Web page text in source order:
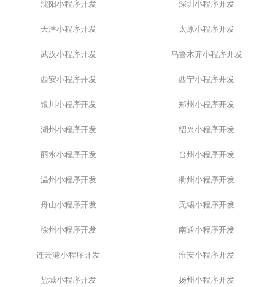
沈阳小程序开发 深圳小程序开发
天津小程序开发 太原小程序开发
武汉小程序开发 乌鲁木齐小程序开发
西安小程序开发 西宁小程序开发
银川小程序开发 郑州小程序开发
湖州小程序开发 绍兴小程序开发
丽水小程序开发 台州小程序开发
温州小程序开发 衢州小程序开发
舟山小程序开发 无锡小程序开发
徐州小程序开发 南通小程序开发
连云港小程序开发 淮安小程序开发
盐城小程序开发 扬州小程序开发